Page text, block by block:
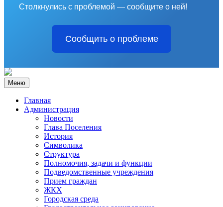
Столкнулись с проблемой — сообщите о ней!
Сообщить о проблеме
Меню
Главная
Администрация
Новости
Глава Поселения
История
Символика
Структура
Полномочия, задачи и функции
Подведомственные учреждения
Прием граждан
ЖКХ
Городская среда